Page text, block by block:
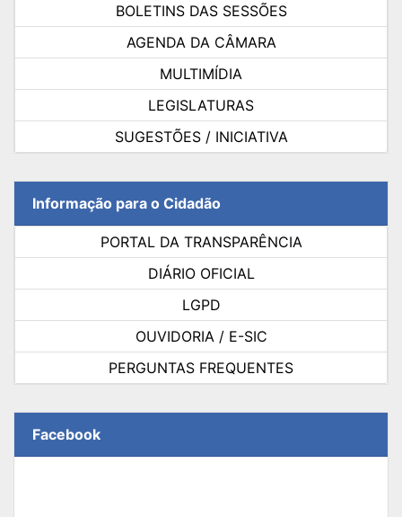
BOLETINS DAS SESSÕES
AGENDA DA CÂMARA
MULTIMÍDIA
LEGISLATURAS
SUGESTÕES / INICIATIVA
Informação para o Cidadão
PORTAL DA TRANSPARÊNCIA
DIÁRIO OFICIAL
LGPD
OUVIDORIA / E-SIC
PERGUNTAS FREQUENTES
Facebook